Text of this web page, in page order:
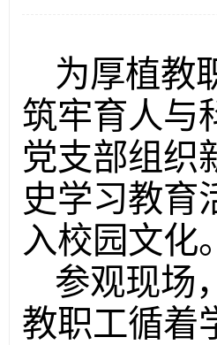
为厚植教
筑牢育人与
党支部组织
史学习教育
入校园文化。
参观现场
教职工循着